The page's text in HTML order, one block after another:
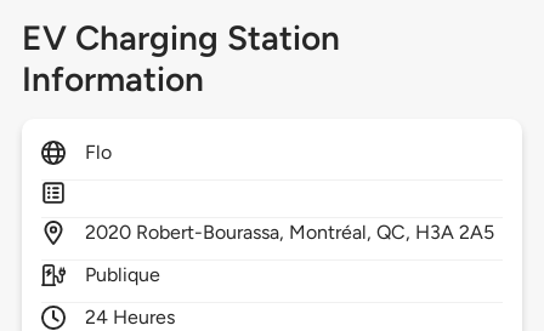
EV Charging Station
Information
Flo
2020 Robert-Bourassa, Montréal,QC, H3A 2A5
Publique
24 Heures